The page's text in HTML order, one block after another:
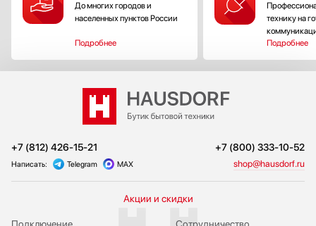
До многих городов и
населенных пунктов России
Подробнее
технику на
Подробнее
+7 (812) 426-15-21 +7 (800) 333-10-52
Написать: Telegram MAX shop@hausdorf.ru
Акции и скидки